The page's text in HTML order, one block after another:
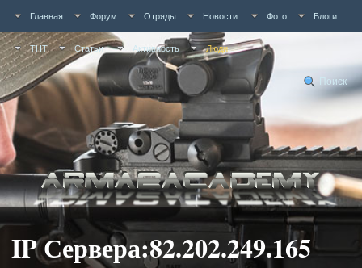
Главная Форум Отряды Новости Фото Блоги
ТНТ Статьи Активность Люди
Поиск
IP Сервера:82.202.249.165